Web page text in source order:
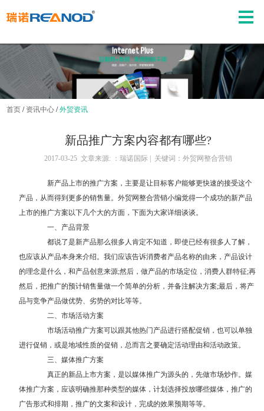
首页 / 资讯中心 /外贸资讯
新品推广方案内容都有哪些?
2017-03-25 文章来源: ：瑞诺国际 | 关键词：外贸网整合营销
新产品上市的推广方案，主要是让目标客户能够更快速的接受这个
产品，从而得到更多的销售量。外贸网整合营销小编觉得一个成功的新产品
上市的推广方案以下几个大的方面，下面为大家详细谈谈。
一、产品背景
都说了是新产品那么很多人肯定不知道，即使已经有很多人了解，
也应该从产品本身来介绍。我们应该告诉消费者产品名称的由来，产品设计
的理念是什么，和产品创意来源;然后，做产品的市场定位，消费人群特征;再
然后，把推广的预计销售量做一个简单的分析，并备注解决方案;最后，将产
品与竞争产品做优势、劣势的对比等等。
二、市场活动方案
市场活动推广方案可以跟其他热门产品进行搭配促销，也可以单独
进行促销，或是地域性质的促销，总而言之要确定活动理由和活动政策。
三、媒体推广方案
真正的新品上市方案，是以媒体推广为源头的，先做市场炒作。媒
体推广方案，应该明确推那种类型的媒体，计划选择投放哪些媒体，推广的
广告形式和排期，推广的文案和设计，完成的效果预期等等。